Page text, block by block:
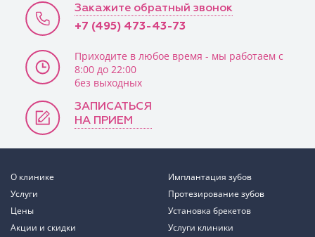
Закажите обратный звонок
+7 (495) 473-43-73
Приходите в любое время - мы работаем с
8:00 до 22:00
без выходных
ЗАПИСАТЬСЯ
НА ПРИЕМ
О клинике
Услуги
Цены
Акции и скидки
Имплантация зубов
Протезирование зубов
Установка брекетов
Услуги клиники